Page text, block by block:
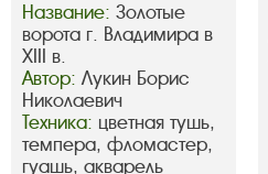
Название: Золотые
ворота г. Владимира в
XIII в.
Автор: Лукин Борис
Николаевич
Техника: цветная тушь,
темпера, фломастер,
гуашь, акварель